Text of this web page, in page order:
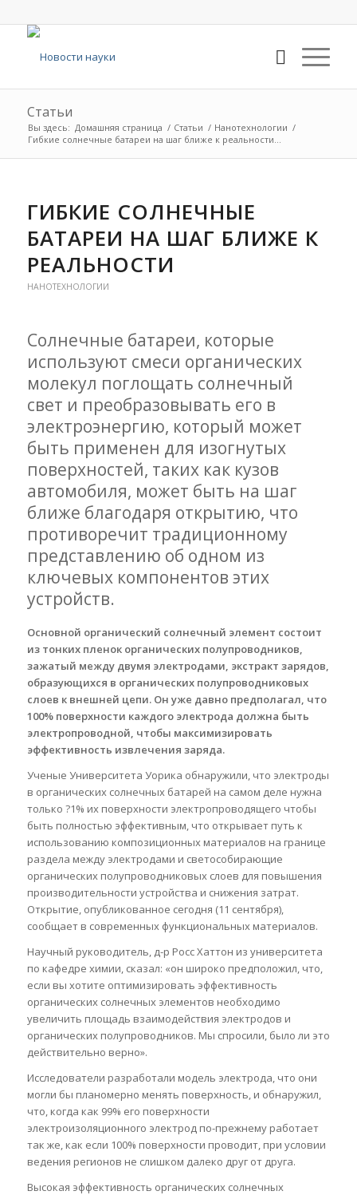
Статьи
Вы здесь: Домашняя страница / Статьи / Нанотехнологии /
Гибкие солнечные батареи на шаг ближе к реальности...
ГИБКИЕ СОЛНЕЧНЫЕ
БАТАРЕИ НА ШАГ БЛИЖЕ К
РЕАЛЬНОСТИ
НАНОТЕХНОЛОГИИ
Солнечные батареи, которые
используют смеси органических
молекул поглощать солнечный
свет и преобразовывать его в
электроэнергию, который может
быть применен для изогнутых
поверхностей, таких как кузов
автомобиля, может быть на шаг
ближе благодаря открытию, что
противоречит традиционному
представлению об одном из
ключевых компонентов этих
устройств.
Основной органический солнечный элемент состоит
из тонких пленок органических полупроводников,
зажатый между двумя электродами, экстракт зарядов,
образующихся в органических полупроводниковых
слоев к внешней цепи. Он уже давно предполагал, что
100% поверхности каждого электрода должна быть
электропроводной, чтобы максимизировать
эффективность извлечения заряда.
Ученые Университета Уорика обнаружили, что электроды
в органических солнечных батарей на самом деле нужна
только ?1% их поверхности электропроводящего чтобы
быть полностью эффективным, что открывает путь к
использованию композиционных материалов на границе
раздела между электродами и светособирающие
органических полупроводниковых слоев для повышения
производительности устройства и снижения затрат.
Открытие, опубликованное сегодня (11 сентября),
сообщает в современных функциональных материалов.
Научный руководитель, д-р Росс Хаттон из университета
по кафедре химии, сказал: «он широко предположил, что,
если вы хотите оптимизировать эффективность
органических солнечных элементов необходимо
увеличить площадь взаимодействия электродов и
органических полупроводников. Мы спросили, было ли это
действительно верно».
Исследователи разработали модель электрода, что они
могли бы планомерно менять поверхность, и обнаружил,
что, когда как 99% его поверхности
электроизоляционного электрод по-прежнему работает
так же, как если 100% поверхности проводит, при условии
ведения регионов не слишком далеко друг от друга.
Высокая эффективность органических солнечных